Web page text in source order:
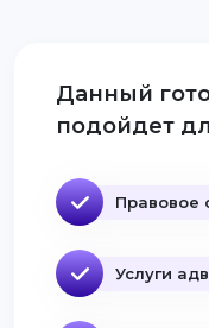
Данный
подойдет
Правовое
Услуги